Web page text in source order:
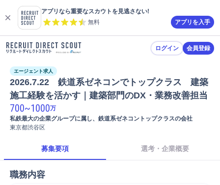
アプリなら重要なスカウトを見逃さない!
無料
アプリを入手
ログイン 会員登録
エージェント求人
2026.7.22　鉄道系ゼネコンでトップクラス　建築
施工経験を活かす｜建築部門のDX・業務改善担当
700~1000万
私鉄最大の企業グループに属し、鉄道系ゼネコントップクラスの会社
東京都渋谷区
募集要項 選考・企業概要
職務内容